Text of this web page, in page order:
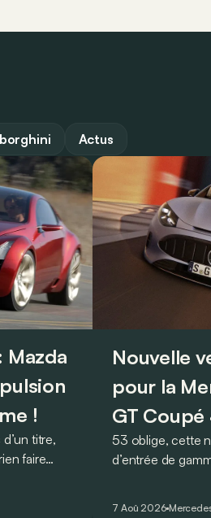
Actus
!
titre,
faire
Nouvelle
pour la
GT
53 oblige, cette
d’entrée de
7 Aoû 2026